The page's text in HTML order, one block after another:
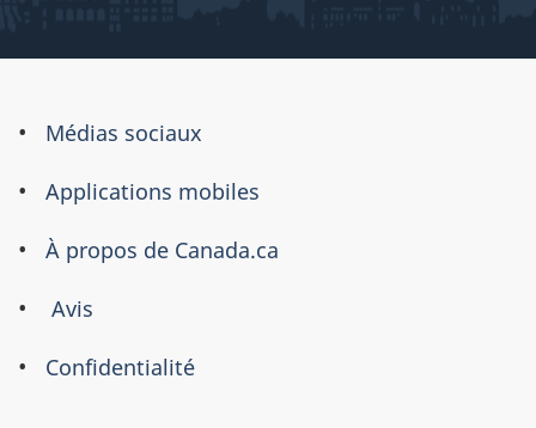
À
propos
ce
site
Médias sociaux
Applications mobiles
À propos de Canada.ca
Avis
Confidentialité